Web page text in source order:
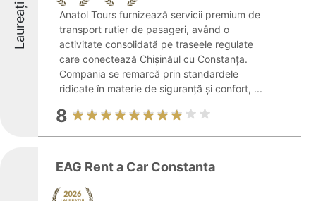
Laureați
Anatol Tours furnizează servicii premium de
transport rutier de pasageri, având o
activitate consolidată pe traseele regulate
care conectează Chișinăul cu Constanța.
Compania se remarcă prin standardele
ridicate în materie de siguranță și confort, ...
8
EAG Rent a Car Constanta